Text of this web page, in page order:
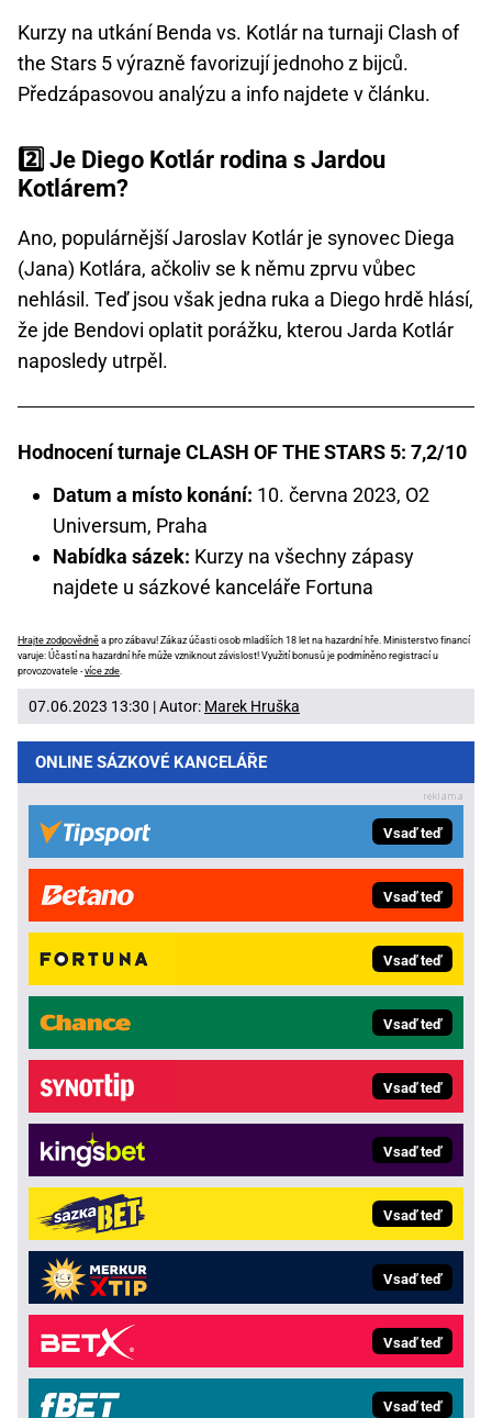
Kurzy na utkání Benda vs. Kotlár na turnaji Clash of
the Stars 5 výrazně favorizují jednoho z bijců.
Předzápasovou analýzu a info najdete v článku.
2️⃣ Je Diego Kotlár rodina s Jardou
Kotlárem?
Ano, populárnější Jaroslav Kotlár je synovec Diega
(Jana) Kotlára, ačkoliv se k němu zprvu vůbec
nehlásil. Teď jsou však jedna ruka a Diego hrdě hlásí,
že jde Bendovi oplatit porážku, kterou Jarda Kotlár
naposledy utrpěl.
Hodnocení turnaje CLASH OF THE STARS 5: 7,2/10
Datum a místo konání: 10. června 2023, O2
Universum, Praha
Nabídka sázek: Kurzy na všechny zápasy
najdete u sázkové kanceláře Fortuna
Hrajte zodpovědně a pro zábavu! Zákaz účasti osob mladších 18 let na hazardní hře. Ministerstvo financí
varuje: Účastí na hazardní hře může vzniknout závislost! Využití bonusů je podmíněno registrací u
provozovatele -více zde.
07.06.2023 13:30 | Autor: Marek Hruška
ONLINE SÁZKOVÉ KANCELÁŘE
Vsaď teď
Vsaď teď
Vsaď teď
Vsaď teď
Vsaď teď
Vsaď teď
Vsaď teď
Vsaď teď
Vsaď teď
Vsaď teď